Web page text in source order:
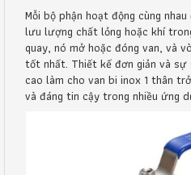
Mỗi bộ phận hoạt động cùng
lưu lượng chất lỏng hoặc khí
quay, nó mở hoặc đóng van, và
tốt nhất. Thiết kế đơn giản và
cao làm cho van bi inox 1 thân
và đáng tin cậy trong nhiều ứng